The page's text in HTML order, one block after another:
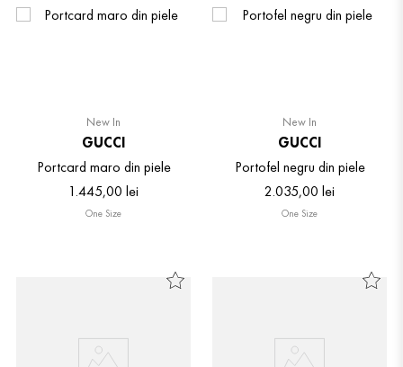
New In
GUCCI
Portcard maro din piele
1.445,00 lei
One Size
New In
GUCCI
Portofel negru din piele
2.035,00 lei
One Size